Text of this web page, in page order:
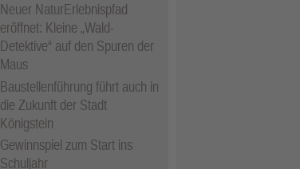
Neuer NaturErlebnispfad
eröffnet: Kleine „Wald-
Detektive“ auf den Spuren der
Maus
Baustellenführung führt auch in
die Zukunft der Stadt
Königstein
Gewinnspiel zum Start ins
Schuljahr